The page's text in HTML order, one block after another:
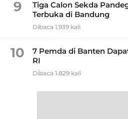
9
Tiga Calon Sekda
Terbuka di Bandung
Dibaca 1.939 kali
10
7 Pemda di Banten
RI
Dibaca 1.829 kali